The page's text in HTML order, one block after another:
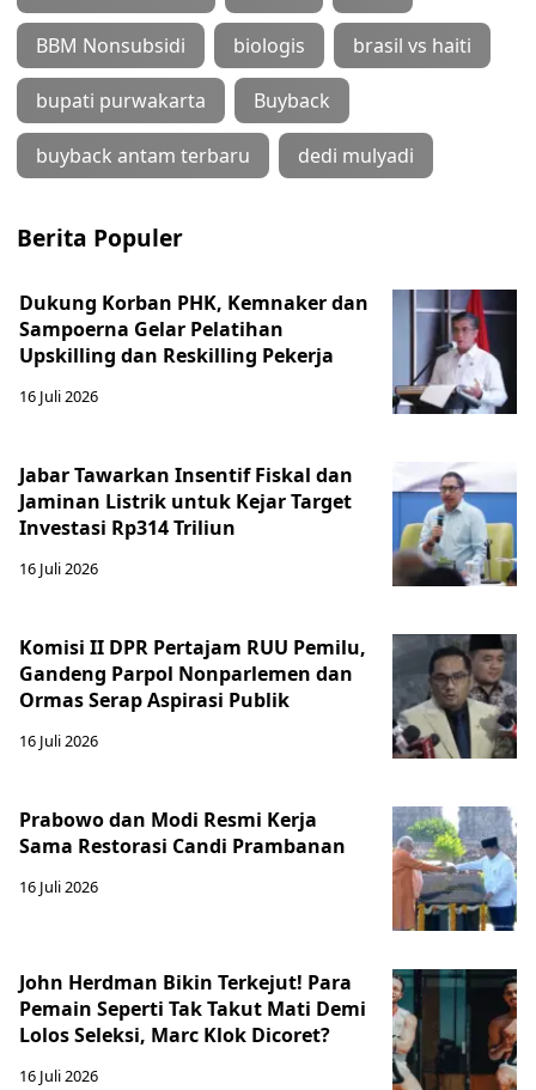
BBM Nonsubsidi biologis brasil vs haiti
bupati purwakarta Buyback
buyback antam terbaru dedi mulyadi
Berita Populer
Dukung Korban PHK, Kemnaker dan
Sampoerna Gelar Pelatihan
Upskilling dan Reskilling Pekerja
16 Juli 2026
Jabar Tawarkan Insentif Fiskal dan
Jaminan Listrik untuk Kejar Target
Investasi Rp314 Triliun
16 Juli 2026
Komisi II DPR Pertajam RUU Pemilu,
Gandeng Parpol Nonparlemen dan
Ormas Serap Aspirasi Publik
16 Juli 2026
Prabowo dan Modi Resmi Kerja
Sama Restorasi Candi Prambanan
16 Juli 2026
John Herdman Bikin Terkejut! Para
Pemain Seperti Tak Takut Mati Demi
Lolos Seleksi, Marc Klok Dicoret?
16 Juli 2026